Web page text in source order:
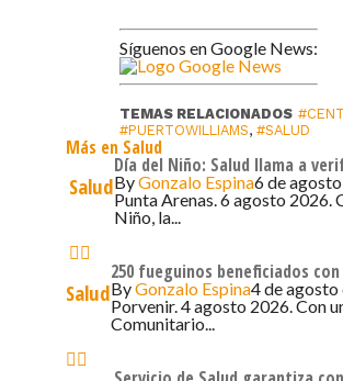
Síguenos en Google News:
TEMAS RELACIONADOS
#PUERTOWILLIAMS,#SALUD
Más en Salud
Salud
Día del Niño: Salud llama a
ByGonzalo Espina6 de
Punta Arenas. 6 agosto
Niño, la...
Salud
250 fueguinos beneficiados
ByGonzalo Espina4 de
Porvenir. 4 agosto 2026. Con
Comunitario...